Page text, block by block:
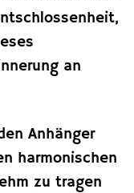
an
Anhänger
harmonischen
zu tragen